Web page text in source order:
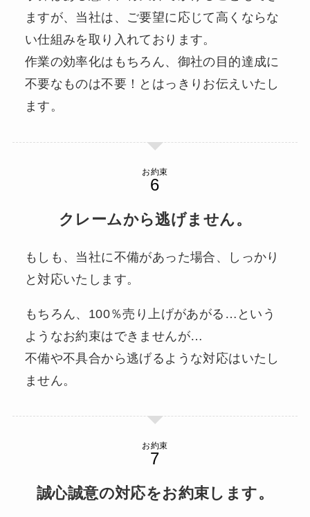
ますが、当社は、ご要望に応じて高くならな
い仕組みを取り入れております。
作業の効率化はもちろん、御社の目的達成に
不要なものは不要！とはっきりお伝えいたし
ます。
お約束
クレームから逃げません。
もしも、当社に不備があった場合、しっかり
と対応いたします。
もちろん、100％売り上げがあがる…という
ようなお約束はできませんが…
不備や不具合から逃げるような対応はいたし
ません。
お約束
誠心誠意の対応をお約束します。